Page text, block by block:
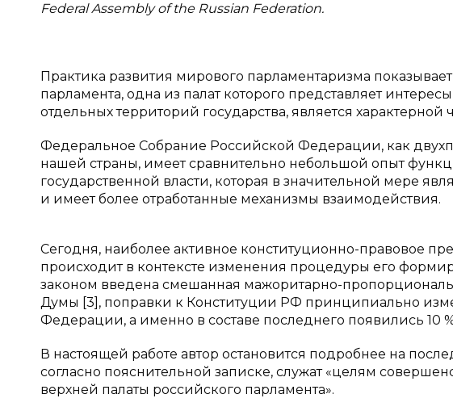
Federal Assembly of the Russian Federation.
Практика развития мирового парламентаризма
парламента, одна из палат которого представляет
отдельных территорий государства, является
Федеральное Собрание Российской Федерации, как
нашей страны, имеет сравнительно небольшой опыт
государственной власти, которая в значительной мере
и имеет более отработанные механизмы взаимодействия.
Сегодня, наиболее активное конституционно-правовое
происходит в контексте изменения процедуры его
законом введена смешанная мажоритарно-
Думы [3], поправки к Конституции РФ принципиально
Федерации, а именно в составе последнего появились 10
В настоящей работе автор остановится подробнее на
согласно пояснительной записке, служат «целям
верхней палаты российского парламента».